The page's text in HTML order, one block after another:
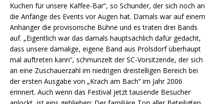
Kuchen für unsere Kaffee-Bar“, so Schunder, der sich noch an
die Anfänge des Events vor Augen hat. Damals war auf einem
Anhänger die provisorische Bühne und es traten drei Bands
auf. „Eigentlich war das damals hauptsächlich dafür gedacht,
dass unsere damalige, eigene Band aus Prölsdorf überhaupt
mal auftreten kann“, schmunzelt der SC-Vorsitzende, der sich
an eine Zuschauerzahl im niedrigen dreistelligen Bereich bei
der ersten Ausgabe von „Krach am Bach“ im Jahr 2006
erinnert. Auch wenn das Festival jetzt tausende Besucher